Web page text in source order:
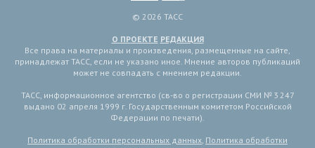
© 2026 ТАСС
О ПРОЕКТЕ РЕДАКЦИЯ
Все права на материалы и произведения, размещенные на сайте,
принадлежат ТАСС, если не указано иное. Мнение авторов публикаций
может не совпадать с мнением редакции.
ТАСС, информационное агентство (св-во о регистрации СМИ № 3 247
выдано 02 апреля 1999 г. Государственным комитетом Российской
Федерации по печати).
Политика обработки персональных данных Политика обработки